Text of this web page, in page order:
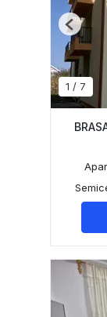
1 / 7
Previous